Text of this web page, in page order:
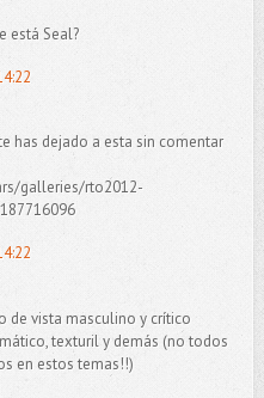
está Seal?
has dejado a esta sin comentar
galleries/rto2012-
de vista masculino y crítico
texturil y demás (no todos
en estos temas!!)